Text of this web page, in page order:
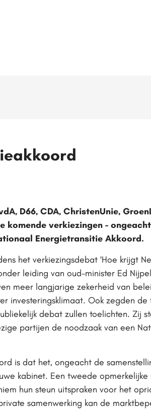
D66, CDA, ChristenUnie,
komende verkiezingen -
Energietransitie Akkoord.
het verkiezingsdebat 'Hoe krijgt
leiding van oud-minister Ed
meer langjarige zekerheid van
investeringsklimaat. Ook zegden
debat zullen toelichten. Zij
partijen de noodzaak van een
is dat het, ongeacht de
kabinet. Een tweede
hun steun uitspraken voor het
samenwerking kan de